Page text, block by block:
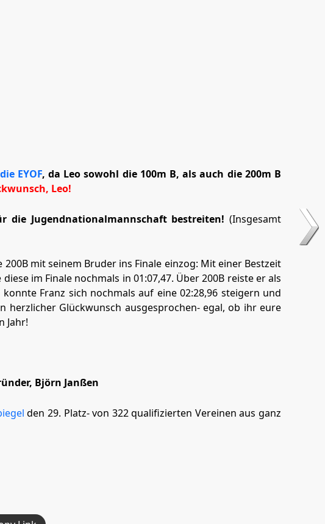
EYOF, da Leo sowohl die 100m B, als auch die 200m B
Leo!
die Jugendnationalmannschaft bestreiten! (Insgesamt
mit seinem Bruder ins Finale einzog: Mit einer Bestzeit
im Finale nochmals in 01:07,47. Über 200B reiste er als
Franz sich nochmals auf eine 02:28,96 steigern und
herzlicher Glückwunsch ausgesprochen- egal, ob ihr eure
Jahr!
Björn Janßen
den 29. Platz- von 322 qualifizierten Vereinen aus ganz